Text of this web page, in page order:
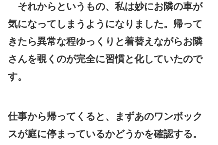
それからというもの、私は妙にお隣の車が
気になってしまうようになりました。帰って
きたら異常な程ゆっくりと着替えながらお隣
さんを覗くのが完全に習慣と化していたので
す。
仕事から帰ってくると、まずあのワンボック
スが庭に停まっているかどうかを確認する。